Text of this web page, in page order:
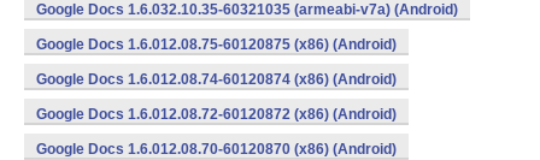
Google Docs 1.6.032.10.35-60321035 (armeabi-v7a) (Android)
Google Docs 1.6.012.08.75-60120875 (x86) (Android)
Google Docs 1.6.012.08.74-60120874 (x86) (Android)
Google Docs 1.6.012.08.72-60120872 (x86) (Android)
Google Docs 1.6.012.08.70-60120870 (x86) (Android)